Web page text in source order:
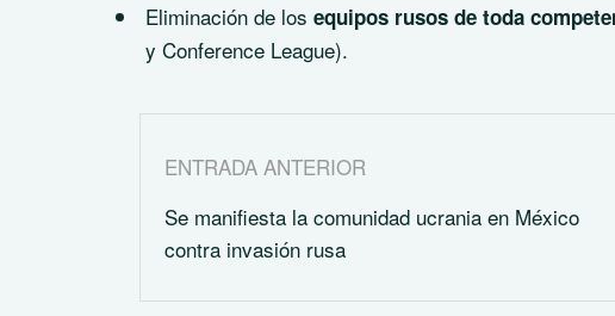
Eliminación de los equipos rusos de toda
y Conference League).
ENTRADA ANTERIOR
Se manifiesta la comunidad ucrania en México
contra invasión rusa